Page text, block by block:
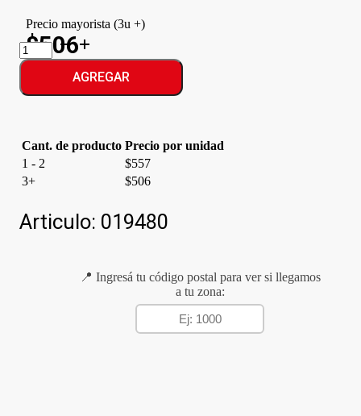
Precio mayorista (3u +)
$506
PELIKAN
REGLA
PLASTICAAGREGAR
Cant. de producto Precio por unidad
1 - 2
$557
3+
$506
Articulo: 019480
📍 Ingresá tu código postal para ver si llegamos
a tu zona: